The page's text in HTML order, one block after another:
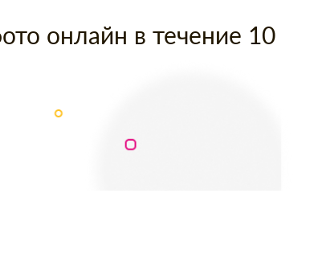
онлайн в течение 10